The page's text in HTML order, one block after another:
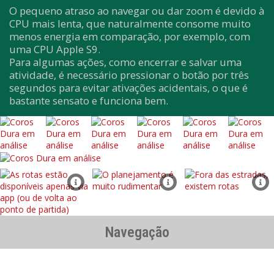
O pequeno atraso ao navegar ou dar zoom é devido à
CPU mais lenta, que naturalmente consome muito
menos energia em comparação, por exemplo, com
uma CPU Apple S9.
Para algumas ações, como encerrar e salvar uma
atividade, é necessário pressionar o botão por três
segundos para evitar ativações acidentais, o que é
bastante sensato e funciona bem.
Navegação